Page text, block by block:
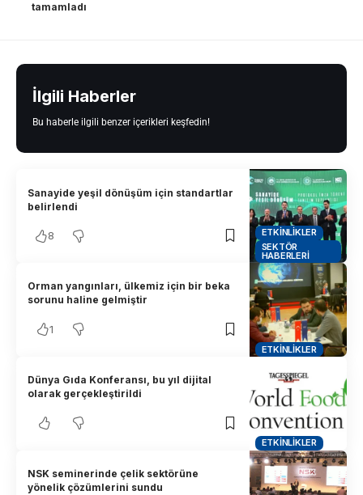
tamamladı
İlgili Haberler
Bu haberle ilgili benzer içerikleri keşfedin!
ETKINLIKLER
SEKTÖR
HABERLERI
Sanayide yeşil dönüşüm için standartlar
belirlendi
8
ETKINLIKLER
Orman yangınları, ülkemiz için bir beka
sorunu haline gelmiştir
1
ETKINLIKLER
Dünya Gıda Konferansı, bu yıl dijital
olarak gerçekleştirildi
NSK seminerinde çelik sektörüne
yönelik çözümlerini sundu